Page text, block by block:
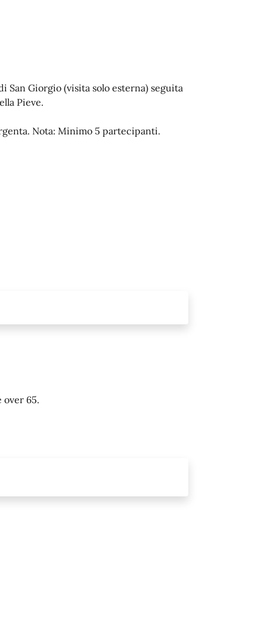
San Giorgio (visita solo esterna) seguita
Pieve.
Nota: Minimo 5 partecipanti.
65.